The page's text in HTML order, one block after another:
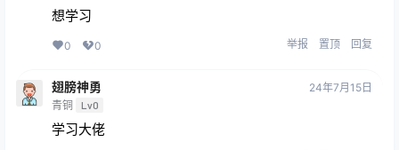
想学习
0 0 举报 置顶 回复
翅膀神勇
青铜 Lv0
24年7月15日
学习大佬